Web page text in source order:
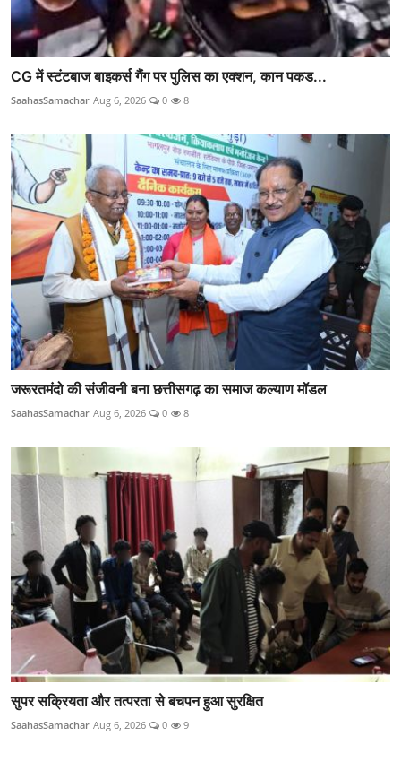
CG में स्टंटबाज बाइकर्स गैंग पर पुलिस का एक्शन, कान पकड...
SaahasSamachar Aug 6, 2026 0 8
जरूरतमंदो की संजीवनी बना छत्तीसगढ़ का समाज कल्याण मॉडल
SaahasSamachar Aug 6, 2026 0 8
सुपर सक्रियता और तत्परता से बचपन हुआ सुरक्षित
SaahasSamachar Aug 6, 2026 0 9